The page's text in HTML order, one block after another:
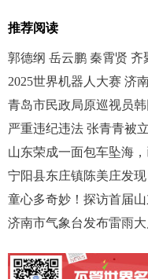
推荐阅读
郭德纲 岳云鹏 秦霄贤
2025世界机器人大赛 济
青岛市民政局原巡视员
严重违纪违法 张青青被
山东荣成一面包车坠海
宁阳县东庄镇陈美庄发
童心多奇妙！探访首届
济南市气象台发布雷雨